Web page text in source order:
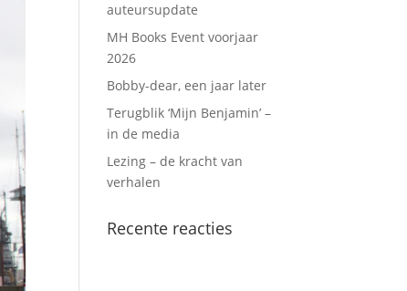
auteursupdate
MH Books Event voorjaar
2026
Bobby-dear, een jaar later
Terugblik ‘Mijn Benjamin’ –
in de media
Lezing – de kracht van
verhalen
Recente reacties